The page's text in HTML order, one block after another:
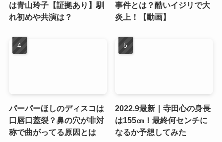
は青山玲子【証拠あり】馴
れ初めや共演は？
事件とは？酷いイジリで大
炎上！【動画】
パーパーほしのディスコは
口唇口蓋裂？鼻の穴が非対
称で曲がってる原因とは
2022.9最新｜寺田心の身長
は155㎝！最終何センチに
なるか予想してみた